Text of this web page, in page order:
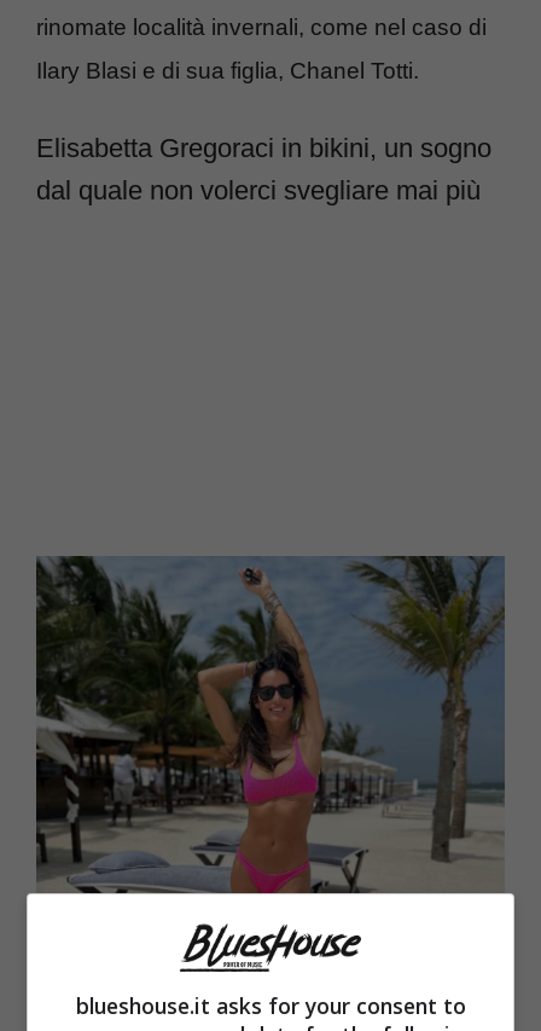
rinomate località invernali, come nel caso di
Ilary Blasi e di sua figlia, Chanel Totti.
Elisabetta Gregoraci in bikini, un sogno
dal quale non volerci svegliare mai più
blueshouse.it asks for your consent to